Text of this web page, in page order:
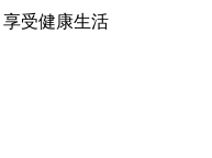
受健康生活